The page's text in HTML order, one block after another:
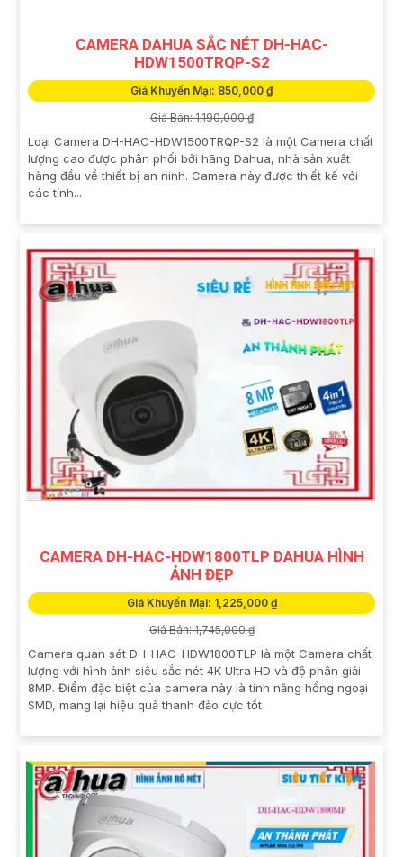
CAMERA DAHUA SẮC NÉT DH-HAC-
HDW1500TRQP-S2
Giá Khuyến Mại: 850,000 ₫
Giá Bán: 1,190,000 ₫
Loại Camera DH-HAC-HDW1500TRQP-S2 là một Camera chất
lượng cao được phân phối bởi hãng Dahua, nhà sản xuất
hàng đầu về thiết bị an ninh. Camera này được thiết kế với
các tính...
CAMERA DH-HAC-HDW1800TLP DAHUA HÌNH
ẢNH ĐẸP
Giá Khuyến Mại: 1,225,000 ₫
Giá Bán: 1,745,000 ₫
Camera quan sát DH-HAC-HDW1800TLP là một Camera chất
lượng với hình ảnh siêu sắc nét 4K Ultra HD và độ phân giải
8MP. Điểm đặc biệt của camera này là tính năng hồng ngoại
SMD, mang lại hiệu quả thanh đảo cực tốt